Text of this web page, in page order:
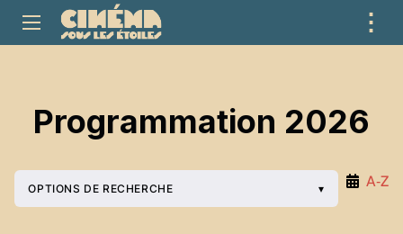
⋮
Programmation 2026
A‑Z
OPTIONS DE RECHERCHE